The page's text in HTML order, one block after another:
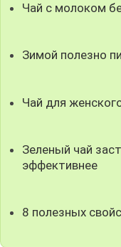
Чай с молоком
Зимой полезно
Чай для
Зеленый чай
эффективнее
8 полезных